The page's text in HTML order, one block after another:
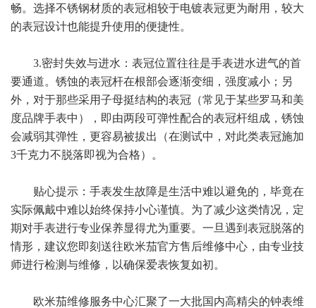
畅。选择不锈钢材质的表冠相较于电镀表冠更为耐用，较大
的表冠设计也能提升使用的便捷性。
3.密封失效与进水：表冠位置往往是手表进水进气的首
要通道。锈蚀的表冠杆在根部会逐渐变细，强度减小；另
外，对于那些采用子母挺结构的表冠（常见于某些罗马和美
度品牌手表中），即由两段可弹性配合的表冠杆组成，锈蚀
会减弱其弹性，更容易被拔出（在测试中，对此类表冠施加
3千克力不脱落即视为合格）。
贴心提示：手表发生故障是生活中难以避免的，毕竟在
实际佩戴中难以始终保持小心谨慎。为了减少这类情况，定
期对手表进行专业保养显得尤为重要。一旦遇到表冠脱落的
情形，建议您即刻送往欧米茄官方售后维修中心，由专业技
师进行检测与维修，以确保爱表恢复如初。
欧米茄维修服务中心汇聚了一大批国内高精尖的钟表维